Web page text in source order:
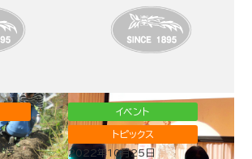
穫
イベント
トピックス
2022年10月25日